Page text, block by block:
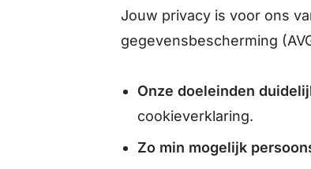
Jouw privacy is voor ons
gegevensbescherming
Onze doeleinden
cookieverklaring.
Zo min mogelijk